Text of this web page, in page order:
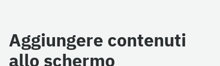
Aggiungere contenuti
allo schermo